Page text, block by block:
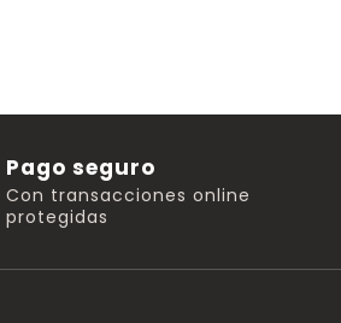
Pago seguro
Con transacciones online
protegidas